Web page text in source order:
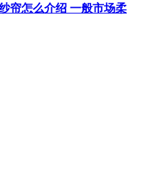
帘怎么介绍 一般市场柔